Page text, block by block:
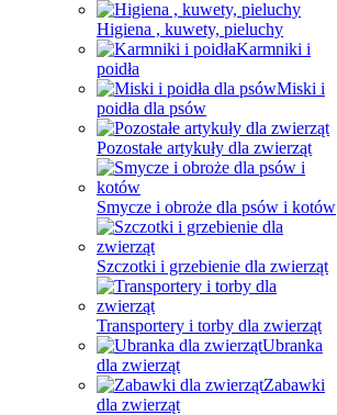
Higiena , kuwety, pieluchy
Karmniki i
poidła
Miski i
poidła dla psów
Pozostałe artykuły dla zwierząt
Smycze i obroże dla psów i kotów
Szczotki i grzebienie dla zwierząt
Transportery i torby dla zwierząt
Ubranka
dla zwierząt
Zabawki
dla zwierząt